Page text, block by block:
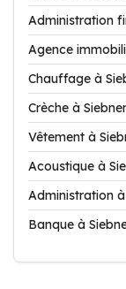
Administration
Agence
Chauffage à
Crèche à
Vêtement à
Acoustique à
Administration
Banque à